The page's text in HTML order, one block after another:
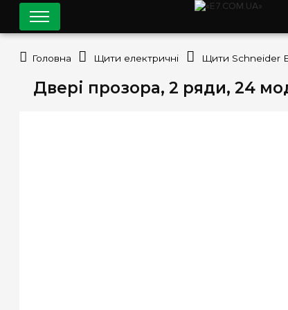
Двері прозора, 2 ряди, 24
Головна Щити електричні Щити Schneider